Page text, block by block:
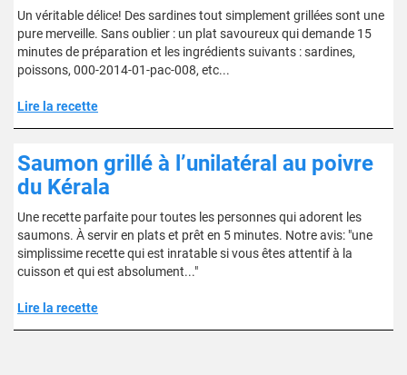
Un véritable délice! Des sardines tout simplement grillées sont une
pure merveille. Sans oublier : un plat savoureux qui demande 15
minutes de préparation et les ingrédients suivants : sardines,
poissons, 000-2014-01-pac-008, etc...
Lire la recette
Saumon grillé à l’unilatéral au poivre
du Kérala
Une recette parfaite pour toutes les personnes qui adorent les
saumons. À servir en plats et prêt en 5 minutes. Notre avis: "une
simplissime recette qui est inratable si vous êtes attentif à la
cuisson et qui est absolument..."
Lire la recette